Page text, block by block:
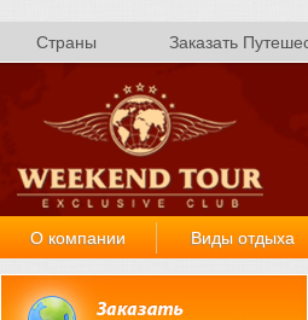
Страны Заказать
О компании Виды отдыха